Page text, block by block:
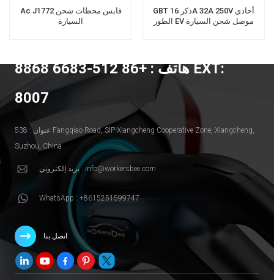
Ac J1772 قابس محطات شحن
السيارة
GBT ذكر 16A 32A 250V أحادي
الطور EV موصل شحن السيارة
هاتف : +86 512-6683 8868 EXT:
8007
عنوان : 538 Fangqiao Road, SlP-Xiangcheng Cooperative Zone, Xiangcheng,
Suzhou, China
بريد إلكتروني : info@workersbee.com
WhatsApp : +8615251599747
اتصل بنا